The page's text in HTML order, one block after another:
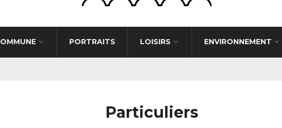
PORTRAITS LOISIRS ENVIRONNEMENT
Particuliers